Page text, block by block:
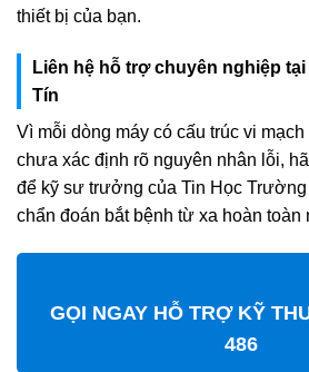
thiết bị của bạn.
Liên hệ hỗ trợ chuyên nghiệp
Tín
Vì mỗi dòng máy có cấu trúc vi
chưa xác định rõ nguyên nhân lỗi,
để kỹ sư trưởng của Tin Học
chẩn đoán bắt bệnh từ xa hoàn toàn
GỌI NGAY HỖ TRỢ KỸ
486